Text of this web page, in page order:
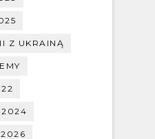
Z UKRAINĄ
2024